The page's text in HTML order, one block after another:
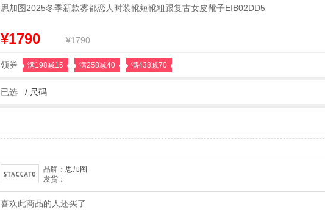
思加图2025冬季新款雾都恋人时装靴短靴粗跟复古女皮靴子EIB02DD5
¥1790 ¥1790
领券 满198减15 满258减40 满438减70
已选 / 尺码
品牌： 思加图
发货：
喜欢此商品的人还买了